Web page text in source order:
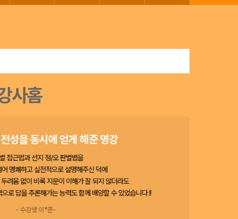
성을 동시에 얻게 해준 명강
접근법과 선지 정/오 판별볍을
명쾌하고 실전적으로 설명해주신 덕에
려움 없이 비록 지문이 이해가 잘 되지 않더라도
로 답을 추론해가는 능력도 함께 배양할 수 있었습니다 !!
- 수강생 이*준-